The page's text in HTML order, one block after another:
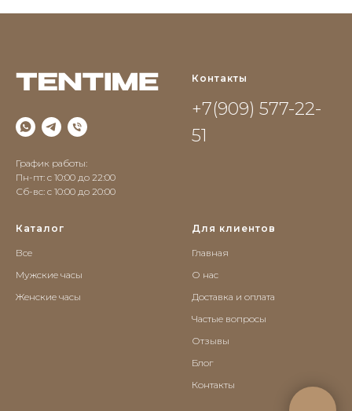
График работы:
Пн-пт: с 10:00 до 22:00
Сб-вс: c 10:00 до 20:00
Контакты
+7(909) 577-22-
51
Каталог
Все
Мужские часы
Женские часы
Для клиентов
Главная
О нас
Доставка и оплата
Частые вопросы
Отзывы
Блог
Контакты